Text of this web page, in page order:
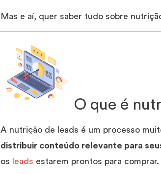
Mas e aí, quer saber tudo sobre
O que é
A nutrição de leads é um processo
distribuir conteúdo relevante para
os
leads estarem prontos para comprar.